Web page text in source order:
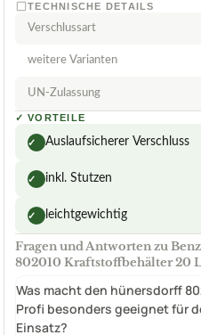
TECHNISCHE DETAILS
Verschlussart
weitere Varianten
UN-Zulassung
✓ VORTEILE
✓ Auslaufsicherer Verschluss
✓ inkl. Stutzen
✓ leichtgewichtig
Fragen und Antworten zu
802010 Kraftstoffbehälter 20
Was macht den hünersdorff
Profi besonders geeignet für
Einsatz?